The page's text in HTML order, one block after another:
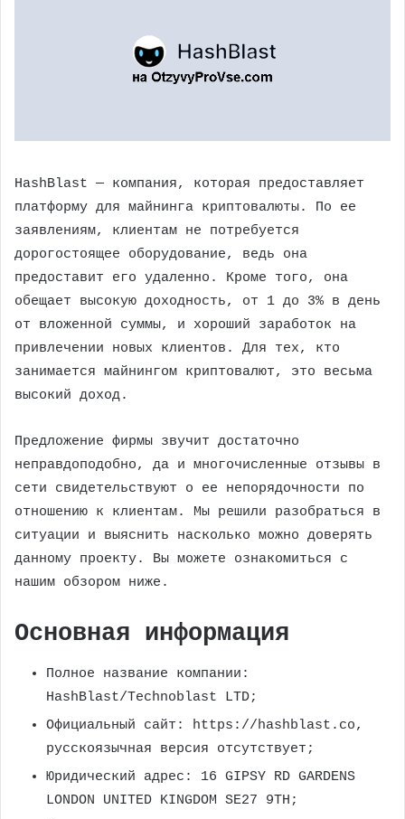
HashBlast — компания, которая предоставляет
платформу для майнинга криптовалюты. По ее
заявлениям, клиентам не потребуется
дорогостоящее оборудование, ведь она
предоставит его удаленно. Кроме того, она
обещает высокую доходность, от 1 до 3% в день
от вложенной суммы, и хороший заработок на
привлечении новых клиентов. Для тех, кто
занимается майнингом криптовалют, это весьма
высокий доход.
Предложение фирмы звучит достаточно
неправдоподобно, да и многочисленные отзывы в
сети свидетельствуют о ее непорядочности по
отношению к клиентам. Мы решили разобраться в
ситуации и выяснить насколько можно доверять
данному проекту. Вы можете ознакомиться с
нашим обзором ниже.
Основная информация
Полное название компании:
HashBlast/Technoblast LTD;
Официальный сайт: https://hashblast.co,
русскоязычная версия отсутствует;
Юридический адрес: 16 GIPSY RD GARDENS
LONDON UNITED KINGDOM SE27 9TH;